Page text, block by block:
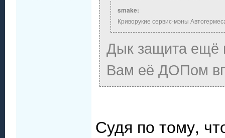
smake:
Криворукие сервис-мэны
Дык защита ещё
Вам её ДОПом
Судя по тому,